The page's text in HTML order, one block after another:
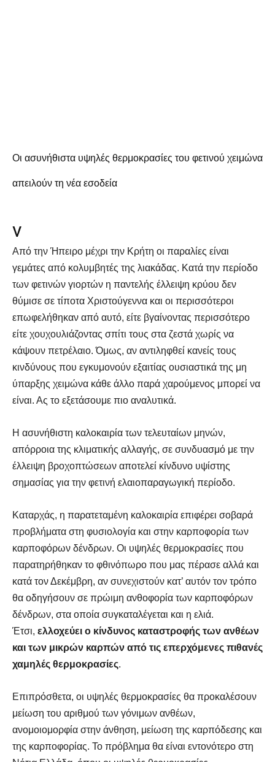
Οι ασυνήθιστα υψηλές θερμοκρασίες του φετινού χειμώνα
απειλούν τη νέα εσοδεία
v
Από την Ήπειρο μέχρι την Κρήτη οι παραλίες είναι
γεμάτες από κολυμβητές της λιακάδας. Κατά την περίοδο
των φετινών γιορτών η παντελής έλλειψη κρύου δεν
θύμισε σε τίποτα Χριστούγεννα και οι περισσότεροι
επωφελήθηκαν από αυτό, είτε βγαίνοντας περισσότερο
είτε χουχουλιάζοντας σπίτι τους στα ζεστά χωρίς να
κάψουν πετρέλαιο. Όμως, αν αντιληφθεί κανείς τους
κινδύνους που εγκυμονούν εξαιτίας ουσιαστικά της μη
ύπαρξης χειμώνα κάθε άλλο παρά χαρούμενος μπορεί να
είναι. Ας το εξετάσουμε πιο αναλυτικά.
Η ασυνήθιστη καλοκαιρία των τελευταίων μηνών,
απόρροια της κλιματικής αλλαγής, σε συνδυασμό με την
έλλειψη βροχοπτώσεων αποτελεί κίνδυνο υψίστης
σημασίας για την φετινή ελαιοπαραγωγική περίοδο.
Καταρχάς, η παρατεταμένη καλοκαιρία επιφέρει σοβαρά
προβλήματα στη φυσιολογία και στην καρποφορία των
καρποφόρων δένδρων. Οι υψηλές θερμοκρασίες που
παρατηρήθηκαν το φθινόπωρο που μας πέρασε αλλά και
κατά τον Δεκέμβρη, αν συνεχιστούν κατ’ αυτόν τον τρόπο
θα οδηγήσουν σε πρώιμη ανθοφορία των καρποφόρων
δένδρων, στα οποία συγκαταλέγεται και η ελιά.
Έτσι, ελλοχεύει ο κίνδυνος καταστροφής των ανθέων
και των μικρών καρπών από τις επερχόμενες πιθανές
χαμηλές θερμοκρασίες.
Επιπρόσθετα, οι υψηλές θερμοκρασίες θα προκαλέσουν
μείωση του αριθμού των γόνιμων ανθέων,
ανομοιομορφία στην άνθηση, μείωση της καρπόδεσης και
της καρποφορίας. Το πρόβλημα θα είναι εντονότερο στη